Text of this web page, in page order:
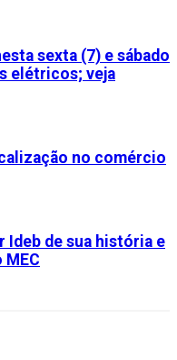
sexta (7) e sábado
elétricos; veja
no comércio
Ideb de sua história e